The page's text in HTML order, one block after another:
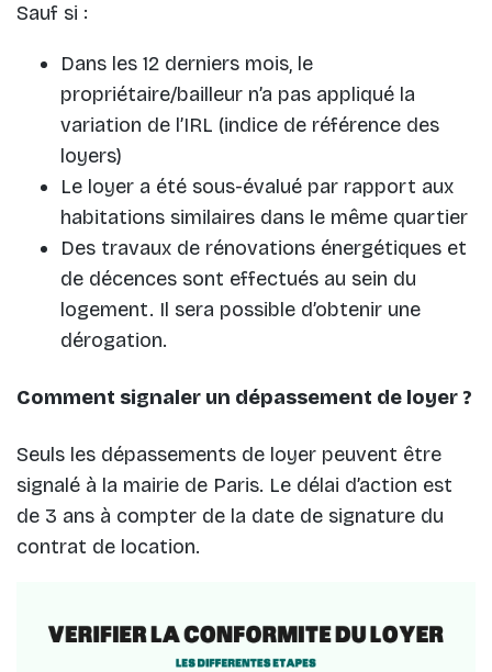
Sauf si :
Dans les 12 derniers mois, le
propriétaire/bailleur n’a pas appliqué la
variation de l’IRL (indice de référence des
loyers)
Le loyer a été sous-évalué par rapport aux
habitations similaires dans le même quartier
Des travaux de rénovations énergétiques et
de décences sont effectués au sein du
logement. Il sera possible d’obtenir une
dérogation.
Comment signaler un dépassement de loyer ?
Seuls les dépassements de loyer peuvent être
signalé à la mairie de Paris. Le délai d’action est
de 3 ans à compter de la date de signature du
contrat de location.